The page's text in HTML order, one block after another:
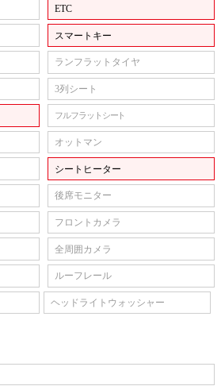
ETC
スマートキー
ランフラットタイヤ
3列シート
フルフラットシート
オットマン
シートヒーター
後席モニター
フロントカメラ
全周囲カメラ
ルーフレール
ヘッドライトウォッシャー